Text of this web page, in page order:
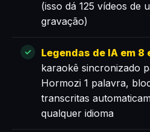
(isso dá 125 vídeos de
gravação)
Legendas de IA em
karaokê sincronizado
Hormozi 1 palavra,
transcritas
qualquer idioma